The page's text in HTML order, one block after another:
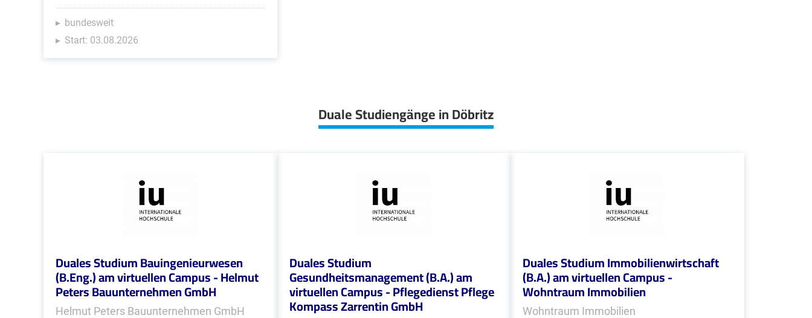
bundesweit
Start: 03.08.2026
Duale Studiengänge in Döbritz
Duales Studium Bauingenieurwesen
(B.Eng.) am virtuellen Campus - Helmut
Peters Bauunternehmen GmbH
Helmut Peters Bauunternehmen GmbH
Duales Studium
Gesundheitsmanagement (B.A.) am
virtuellen Campus - Pflegedienst Pflege
Kompass Zarrentin GmbH
Duales Studium Immobilienwirtschaft
(B.A.) am virtuellen Campus -
Wohntraum Immobilien
Wohntraum Immobilien